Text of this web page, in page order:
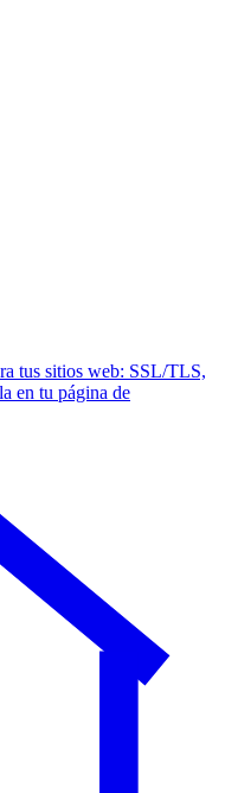
tus sitios web: SSL/TLS,
en tu página de